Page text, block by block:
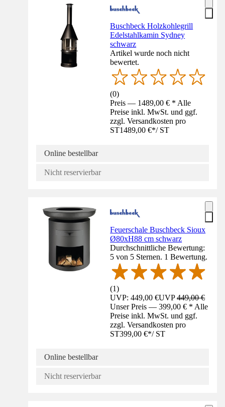
Buschbeck Holzkohlegrill
Edelstahlkamin Sydney
schwarz
Artikel wurde noch nicht
bewertet.
(0)
Preis — 1489,00 € * Alle
Preise inkl. MwSt. und ggf.
zzgl. Versandkosten pro
ST1489,00 €*/ ST
Online bestellbar
Nicht reservierbar
Feuerschale Buschbeck Sioux
Ø80xH88 cm schwarz
Durchschnittliche Bewertung:
5 von 5 Sternen. 1 Bewertung.
(1)
UVP: 449,00 €UVP449,00 €
Unser Preis — 399,00 € * Alle
Preise inkl. MwSt. und ggf.
zzgl. Versandkosten pro
ST399,00 €*/ ST
Online bestellbar
Nicht reservierbar